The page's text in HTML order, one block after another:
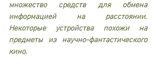
множество средств для обмена
информацией на расстоянии.
Некоторые устройства похожи на
предметы из научно-фантастического
кино.